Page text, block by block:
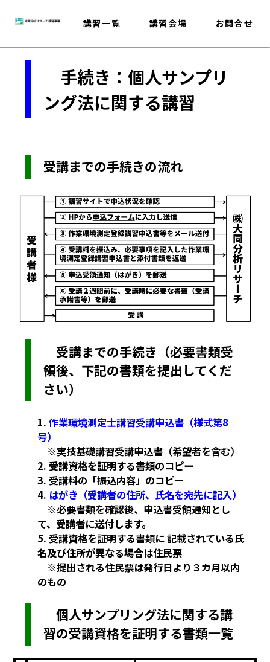
講習一覧 講習会場 お問合せ
手続き：個人サンプリ
ング法に関する講習
受講までの手続きの流れ
受講までの手続き（必要書類受
領後、下記の書類を提出してくだ
さい）
1.作業環境測定士講習受講申込書（様式第8
号）
※実技基礎講習受講申込書（希望者を含む）
2. 受講資格を証明する書類のコピー
3. 受講料の「振込内容」のコピー
4. はがき（受講者の住所、氏名を宛先に記入）
※必要書類を確認後、申込書受領通知とし
て、受講者に送付します。
5. 受講資格を証明する書類に 記載されている氏
名及び住所が異なる場合は住民票
※提出される住民票は発行日より３カ月以内
のもの
個人サンプリング法に関する講
習の受講資格を証明する書類一覧